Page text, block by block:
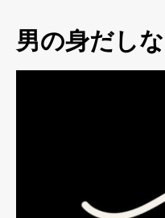
男の身だし